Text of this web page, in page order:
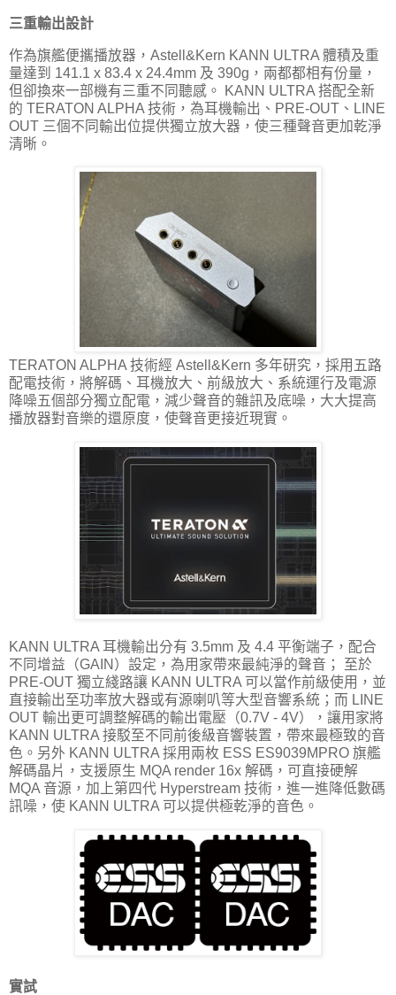
三重輸出設計
作為旗艦便攜播放器，Astell&Kern KANN ULTRA 體積及重
量達到 141.1 x 83.4 x 24.4mm 及 390g，兩都都相有份量，
但卻換來一部機有三重不同聽感。 KANN ULTRA 搭配全新
的 TERATON ALPHA 技術，為耳機輸出、PRE-OUT、LINE
OUT 三個不同輸出位提供獨立放大器，使三種聲音更加乾淨
清晰。
TERATON ALPHA 技術經 Astell&Kern 多年研究，採用五路
配電技術，將解碼、耳機放大、前級放大、系統運行及電源
降噪五個部分獨立配電，減少聲音的雜訊及底噪，大大提高
播放器對音樂的還原度，使聲音更接近現實。
KANN ULTRA 耳機輸出分有 3.5mm 及 4.4 平衡端子，配合
不同增益（GAIN）設定，為用家帶來最純淨的聲音； 至於
PRE-OUT 獨立綫路讓 KANN ULTRA 可以當作前級使用，並
直接輸出至功率放大器或有源喇叭等大型音響系統；而 LINE
OUT 輸出更可調整解碼的輸出電壓（0.7V - 4V），讓用家將
KANN ULTRA 接駁至不同前後級音響裝置，帶來最極致的音
色。另外 KANN ULTRA 採用兩枚 ESS ES9039MPRO 旗艦
解碼晶片，支援原生 MQA render 16x 解碼，可直接硬解
MQA 音源，加上第四代 Hyperstream 技術，進一進降低數碼
訊噪，使 KANN ULTRA 可以提供極乾淨的音色。
實試